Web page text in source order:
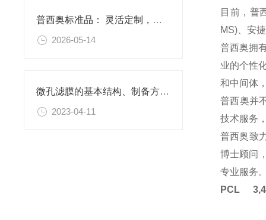
普西奥标准品： 灵活定制，满足特殊需求
2026-05-14
微孔滤膜的基本结构、制备方法、性能特点以及应用领域
2023-04-11
目前，普
MS)、安
普西奥拥
业的个性
和中间体
普西奥并
技术服务
普西奥致
博士顾问
专业服务
PCL